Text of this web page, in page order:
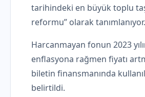
tarihindeki en büyük toplu
reformu” olarak tanımlanıyor.
Harcanmayan fonun 2023
enflasyona rağmen fiyatı
biletin finansmanında
belirtildi.